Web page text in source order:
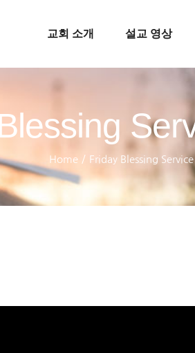
교회 소개 설교 영상
Home / Friday Blessing